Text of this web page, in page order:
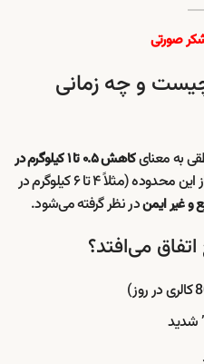
صورتی
و چه زمانی
به معنای
کاهش ۰.۵ تا ۱ کیلوگرم در
است. هر نوع کاهش وزن فراتر از این محدوده (مثلاً ۴ تا ۶ کیلوگرم در
غیر ایمندر نظر گرفته می‌شود.
می‌افتد؟